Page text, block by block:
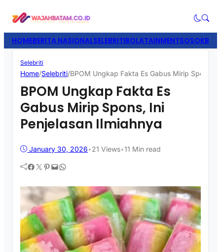
HOMEBERITA NASIONALSELEBRITIBOLATAINMENTSOSOK
Selebriti
Home/Selebriti/BPOM Ungkap Fakta Es Gabus Mirip Spons,
BPOM Ungkap Fakta Es
Gabus Mirip Spons, Ini
Penjelasan Ilmiahnya
January 30, 2026•21 Views•11 Min read
Facebook Twitter Pinterest Mail WhatsApp